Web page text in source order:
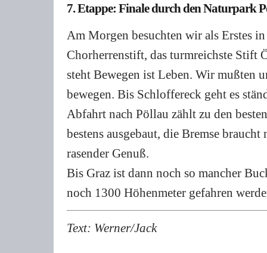
7. Etappe: Finale durch den Naturpark
Am Morgen besuchten wir als Erstes
Chorherrenstift, das turmreichste Stift
steht Bewegen ist Leben. Wir mußten
bewegen. Bis Schloffereck geht es
Abfahrt nach Pöllau zählt zu den
bestens ausgebaut, die Bremse
rasender Genuß.
Bis Graz ist dann noch so mancher
noch 1300 Höhenmeter gefahren
Text: Werner/Jack